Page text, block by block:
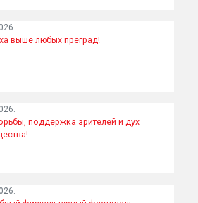
выше любых преград!
поддержка зрителей и дух